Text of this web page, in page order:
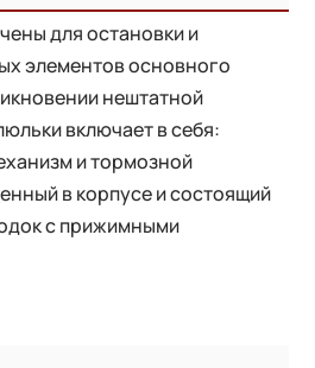
для остановки и
элементов основного
нештатной
включает в себя:
и тормозной
в корпусе и состоящий
с прижимными